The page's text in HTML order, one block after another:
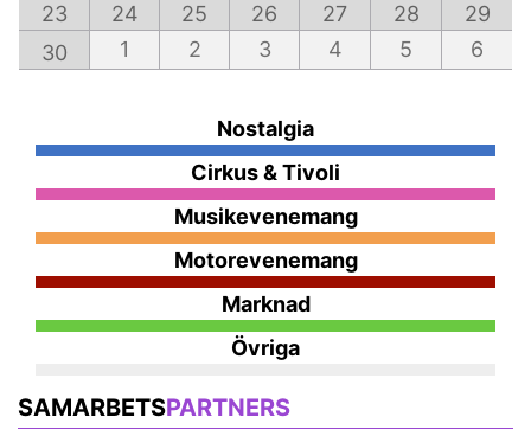
23
24 25 26 27 28
29
30
1 2 3 4 5 6
Nostalgia
Cirkus & Tivoli
Musikevenemang
Motorevenemang
Marknad
Övriga
SAMARBETSPARTNERS